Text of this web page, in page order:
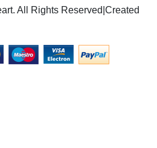
All Rights Reserved Created